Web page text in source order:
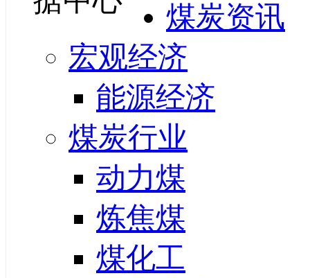
煤炭资讯
宏观经济
能源经济
煤炭行业
动力煤
炼焦煤
煤化工